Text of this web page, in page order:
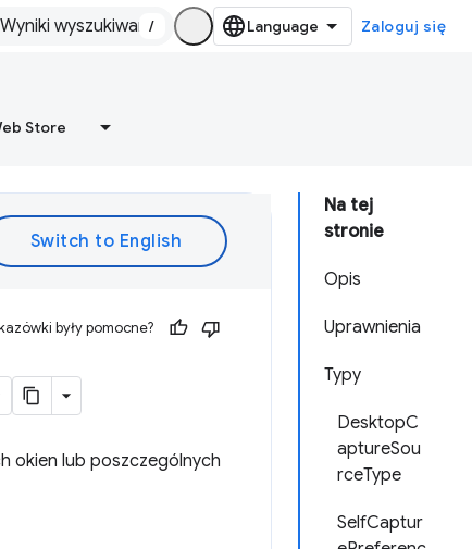
/ Zaloguj się
Store
Na tej
stronie
Opis
Uprawnienia
Typy
DesktopC
aptureSou
rceType
SelfCaptur
były pomocne?
okien lub poszczególnych